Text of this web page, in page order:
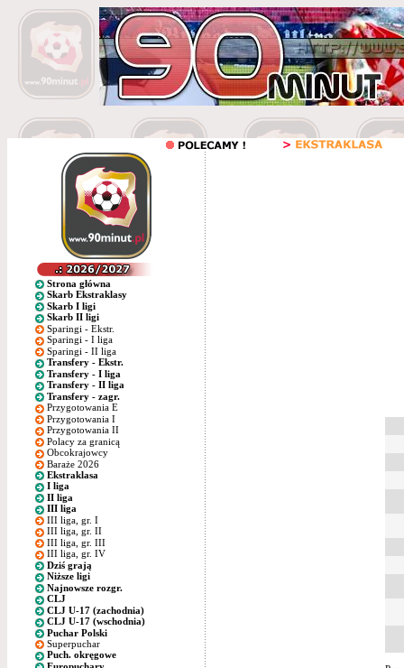
Strona główna
Skarb Ekstraklasy
Skarb I ligi
Skarb II ligi
Sparingi - Ekstr.
Sparingi - I liga
Sparingi - II liga
Transfery - Ekstr.
Transfery - I liga
Transfery - II liga
Transfery - zagr.
Przygotowania E
Przygotowania I
Przygotowania II
Polacy za granicą
Obcokrajowcy
Baraże 2026
Ekstraklasa
I liga
II liga
III liga
III liga, gr. I
III liga, gr. II
III liga, gr. III
III liga, gr. IV
Dziś grają
Niższe ligi
Najnowsze rozgr.
CLJ
CLJ U-17 (zachodnia)
CLJ U-17 (wschodnia)
Puchar Polski
Superpuchar
Puch. okręgowe